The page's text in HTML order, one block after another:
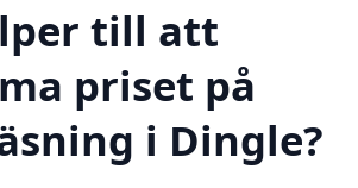
till att
priset på
i Dingle?